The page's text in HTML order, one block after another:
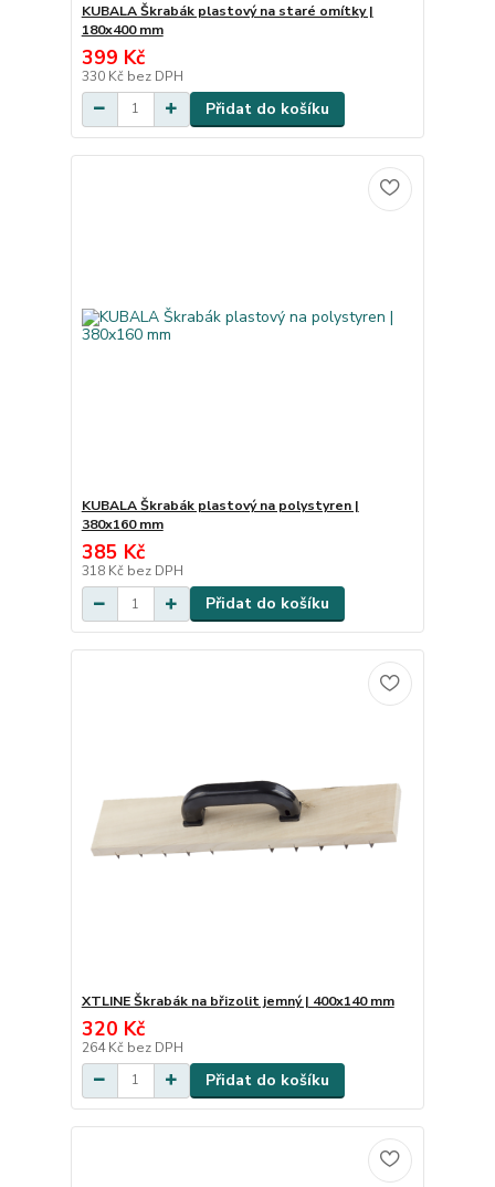
KUBALA Škrabák plastový na staré omítky |
180x400 mm
399 Kč
330 Kč bez DPH
Přidat do košíku
KUBALA Škrabák plastový na polystyren |
380x160 mm
385 Kč
318 Kč bez DPH
Přidat do košíku
XTLINE Škrabák na břizolit jemný | 400x140 mm
320 Kč
264 Kč bez DPH
Přidat do košíku